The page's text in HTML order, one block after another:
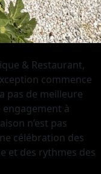
& Restaurant,
commence
pas de meilleure
à
n’est pas
célébration des
et des rythmes des